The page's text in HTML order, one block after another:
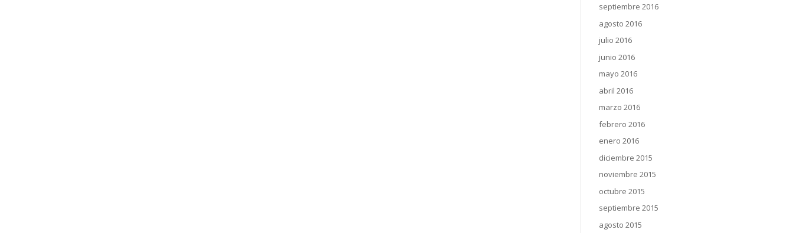
septiembre 2016
agosto 2016
julio 2016
junio 2016
mayo 2016
abril 2016
marzo 2016
febrero 2016
enero 2016
diciembre 2015
noviembre 2015
octubre 2015
septiembre 2015
agosto 2015